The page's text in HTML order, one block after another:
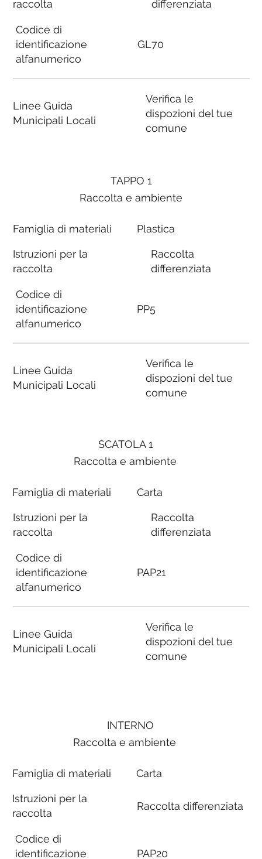
raccolta
Codice di
identificazione
alfanumerico
Linee Guida
Municipali Locali
differenziata
GL70
Verifica le
dispozioni del tue
comune
SCATOLA 1
Raccolta e ambiente
Famiglia di materiali
Istruzioni per la
raccolta
Codice di
identificazione
alfanumerico
Linee Guida
Municipali Locali
Carta
Raccolta
differenziata
PAP21
Verifica le
dispozioni del tue
comune
TAPPO 1
Raccolta e ambiente
Famiglia di materiali
Istruzioni per la
raccolta
Codice di
identificazione
alfanumerico
Linee Guida
Municipali Locali
Plastica
Raccolta
differenziata
PP5
Verifica le
dispozioni del tue
comune
INTERNO
Raccolta e ambiente
Famiglia di materiali
Istruzioni per la
raccolta
Codice di
identificazione
Carta
Raccolta differenziata
PAP20